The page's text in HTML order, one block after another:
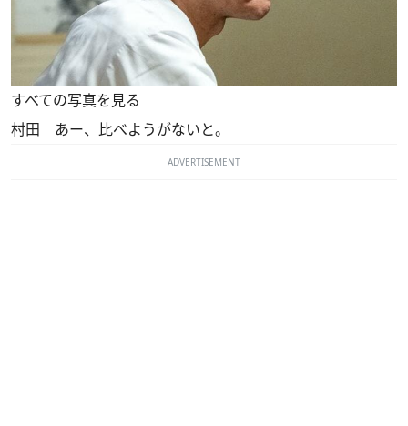
すべての写真を見る
村田 あー、比べようがないと。
ADVERTISEMENT